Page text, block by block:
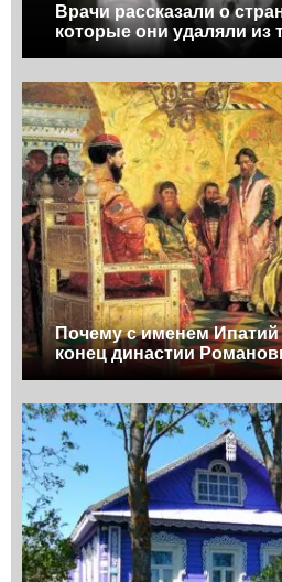
Врачи рассказали о
которые они удаляли из
Почему с именем Ипатий
конец династии